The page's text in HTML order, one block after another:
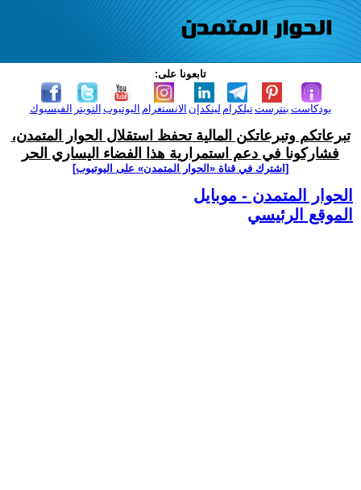
تابعونا على:
الفيسبوك التويتر اليوتيوب الانستغرام لينكدإن تيلكرامبنترست بودكاست
تبرعاتكم وتبرعاتكن المالية تحفظ استقلال الحوار المتمدن،
فشاركونا في دعم استمرارية هذا الفضاء اليساري الحر
[اشترك في قناة ‫«الحوار المتمدن» على اليوتيوب]
الحوار المتمدن - موبايل
الموقع الرئيسي